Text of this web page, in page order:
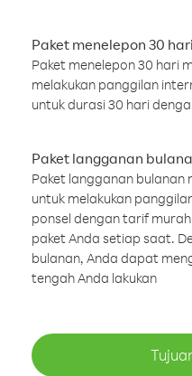
Paket menelepon 30 hari
Paket menelepon 30 hari
melakukan panggilan
untuk durasi 30 hari
Paket langganan
Paket langganan bulanan
untuk melakukan
ponsel dengan tarif
paket Anda setiap saat.
bulanan, Anda dapat
tengah Anda lakukan